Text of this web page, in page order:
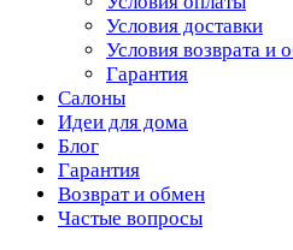
Условия доставки
Условия возврата и
Гарантия
Салоны
Идеи для дома
Блог
Гарантия
Возврат и обмен
Частые вопросы